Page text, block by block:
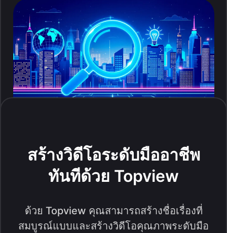
สร้างวิดีโอระดับมืออาชีพ
ทันทีด้วย Topview
ด้วย Topview คุณสามารถสร้างชื่อเรื่องที่
สมบูรณ์แบบและสร้างวิดีโอคุณภาพระดับมือ